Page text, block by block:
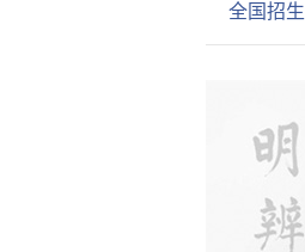
全国招生